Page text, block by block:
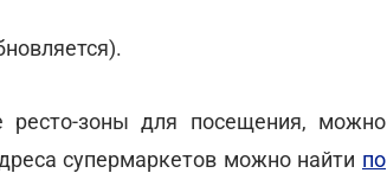
ресто-зоны для посещения, можно
супермаркетов можно найти по